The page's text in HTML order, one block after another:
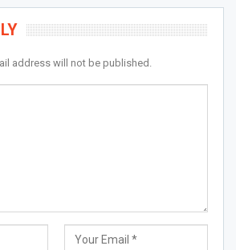
address will not be published.